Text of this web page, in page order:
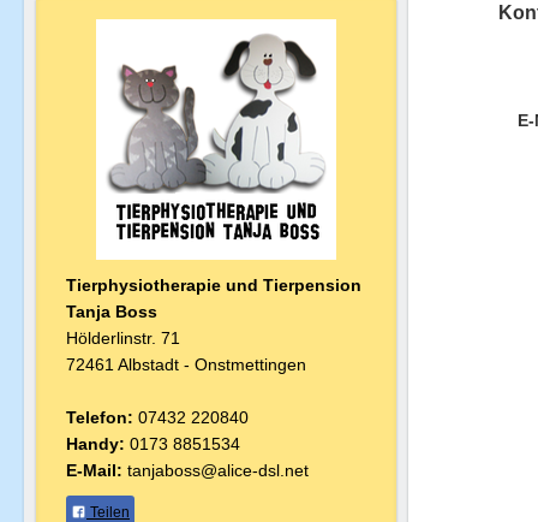
Tierphysiotherapie und Tierpension
Tanja Boss
Hölderlinstr. 71
72461 Albstadt - Onstmettingen
Telefon: 07432 220840
Handy: 0173 8851534
E-Mail: tanjaboss@alice-dsl.net
Teilen